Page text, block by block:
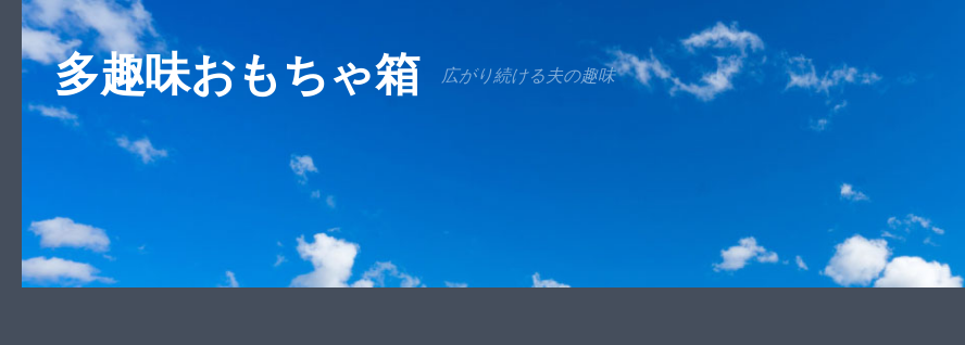
コンテンツへスキップ
多趣味おもちゃ箱 広がり続ける夫の趣味